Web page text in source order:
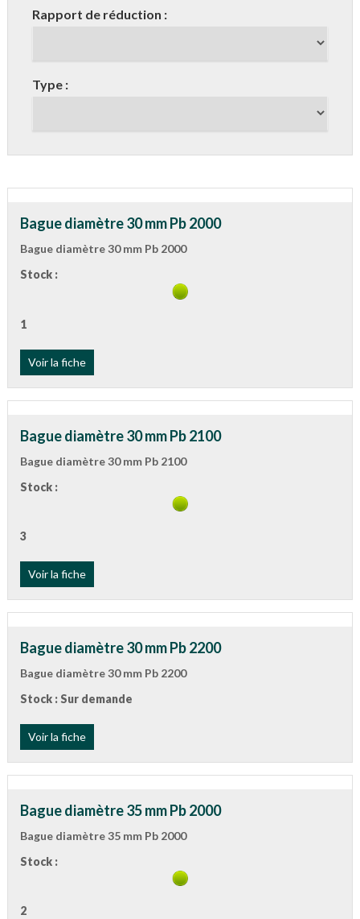
Rapport de réduction :
Type :
Bague diamètre 30 mm Pb 2000
Bague diamètre 30 mm Pb 2000
Stock :
1
Voir la fiche
Bague diamètre 30 mm Pb 2100
Bague diamètre 30 mm Pb 2100
Stock :
3
Voir la fiche
Bague diamètre 30 mm Pb 2200
Bague diamètre 30 mm Pb 2200
Stock : Sur demande
Voir la fiche
Bague diamètre 35 mm Pb 2000
Bague diamètre 35 mm Pb 2000
Stock :
2